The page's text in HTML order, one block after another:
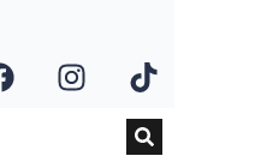
(otwiera się w
(otwiera się